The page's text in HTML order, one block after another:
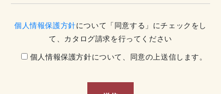
個人情報保護方針について「同意する」にチェックをし
て、カタログ請求を行ってください
個人情報保護方針について、同意の上送信します。